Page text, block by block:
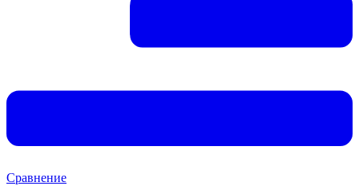
Сравнение